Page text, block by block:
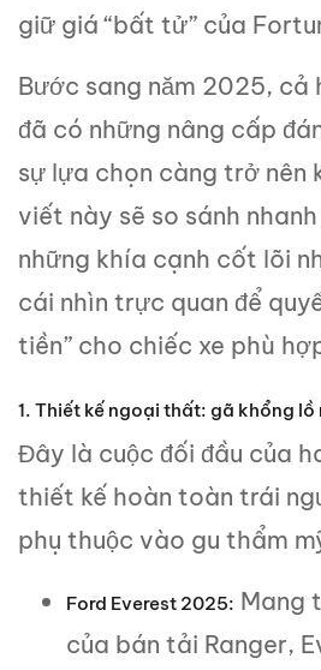
giữ giá “bất tử” của
Bước sang năm 2025, cả
đã có những nâng cấp
sự lựa chọn càng trở nên
viết này sẽ so sánh
những khía cạnh cốt lõi
cái nhìn trực quan để
tiền” cho chiếc xe phù
1. Thiết kế ngoại thất: gã khổng lồ
Đây là cuộc đối đầu của
thiết kế hoàn toàn trái
phụ thuộc vào gu thẩm
Ford Everest 2025: Mang
của bán tải Ranger,